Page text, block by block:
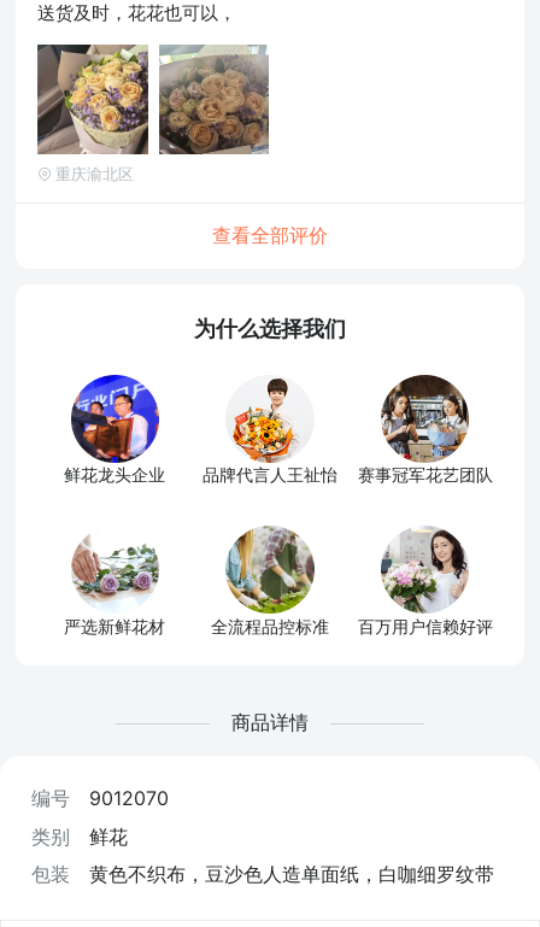
送货及时，花花也可以，
重庆渝北区
查看全部评价
为什么选择我们
鲜花龙头企业 品牌代言人王祉怡 赛事冠军花艺团队
严选新鲜花材 全流程品控标准 百万用户信赖好评
商品详情
编号
9012070
类别
鲜花
包装
黄色不织布，豆沙色人造单面纸，白咖细罗纹带